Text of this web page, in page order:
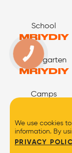
School
MRIYDIY
Kindergarten
MRIYDIY
Camps
We use cookies
information. By
PRIVACY
КНОПКА
ЗВ'ЯЗКУ